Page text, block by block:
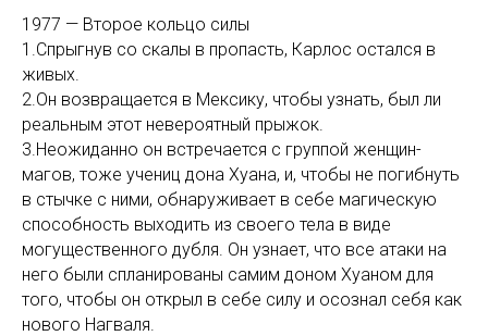
1977 — Второе кольцо силы
1.Спрыгнув со скалы в пропасть, Карлос остался в
живых.
2.Он возвращается в Мексику, чтобы узнать, был ли
реальным этот невероятный прыжок.
3.Неожиданно он встречается с группой женщин-
магов, тоже учениц дона Хуана, и, чтобы не погибнуть
в стычке с ними, обнаруживает в себе магическую
способность выходить из своего тела в виде
могущественного дубля. Он узнает, что все атаки на
него были спланированы самим доном Хуаном для
того, чтобы он открыл в себе силу и осознал себя как
нового Нагваля.